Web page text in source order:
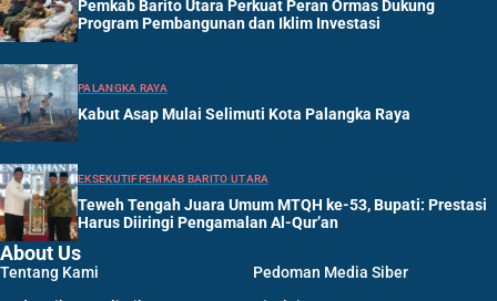
Pemkab Barito Utara Perkuat Peran Ormas Dukung
Program Pembangunan dan Iklim Investasi
PALANGKA RAYA
Kabut Asap Mulai Selimuti Kota Palangka Raya
EKSEKUTIF PEMKAB BARITO UTARA
Teweh Tengah Juara Umum MTQH ke-53, Bupati: Prestasi
Harus Diiringi Pengamalan Al-Qur’an
About Us
Tentang Kami
Pedoman Media Siber